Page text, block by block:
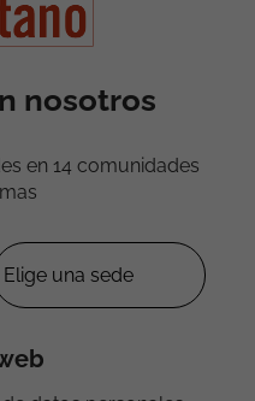
nosotros
en 14 comunidades